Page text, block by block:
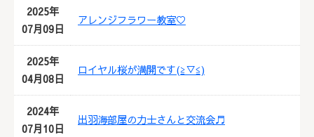
2025年
07月09日
アレンジフラワー教室♡
2025年
04月08日
ロイヤル桜が満開です(≧▽≦)
2024年
07月10日
出羽海部屋の力士さんと交流会♬